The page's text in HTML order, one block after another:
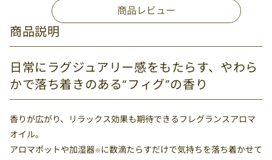
商品レビュー
商品説明
日常にラグジュアリー感をもたらす、やわら
かで落ち着きのある“フィグ”の香り
香りが広がり、リラックス効果も期待できるフレグランスアロマ
オイル。
アロマポットや加湿器※に数滴たらすだけで気持ちを落ち着かせて